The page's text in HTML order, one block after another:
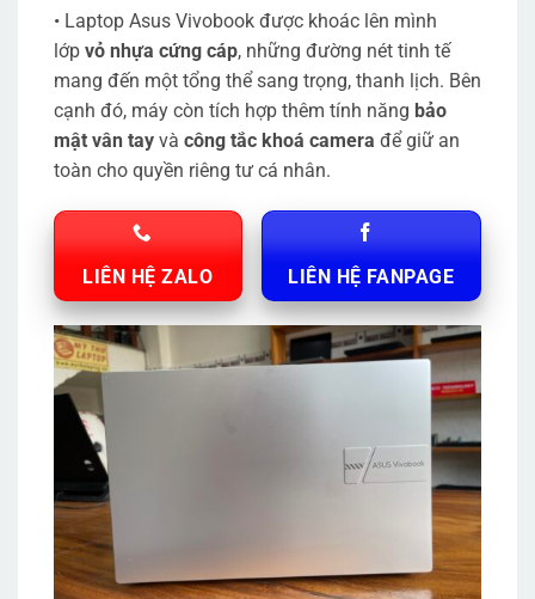
• Laptop Asus Vivobook được khoác lên mình
lớp vỏ nhựa cứng cáp, những đường nét tinh tế
mang đến một tổng thể sang trọng, thanh lịch. Bên
cạnh đó, máy còn tích hợp thêm tính năng bảo
mật vân tay và công tắc khoá camera để giữ an
toàn cho quyền riêng tư cá nhân.
LIÊN HỆ ZALO LIÊN HỆ FANPAGE